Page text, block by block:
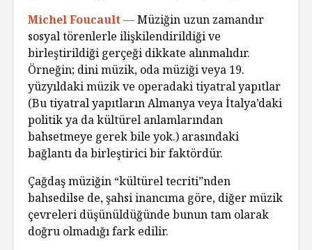
Michel Foucault —Müziğin uzun zamandır
sosyal törenlerle ilişkilendirildiği ve
birleştirildiği gerçeği dikkate alınmalıdır.
Örneğin; dini müzik, oda müziği veya 19.
yüzyıldaki müzik ve operadaki tiyatral yapıtlar
(Bu tiyatral yapıtların Almanya veya İtalya’daki
politik ya da kültürel anlamlarından
bahsetmeye gerek bile yok.) arasındaki
bağlantı da birleştirici bir faktördür.
Çağdaş müziğin “kültürel tecriti”nden
bahsedilse de, şahsi inancıma göre, diğer müzik
çevreleri düşünüldüğünde bunun tam olarak
doğru olmadığı fark edilir.